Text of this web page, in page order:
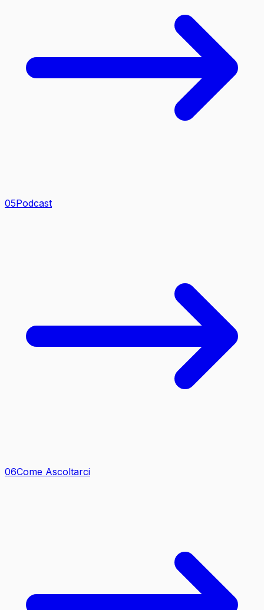
05Podcast
06Come Ascoltarci